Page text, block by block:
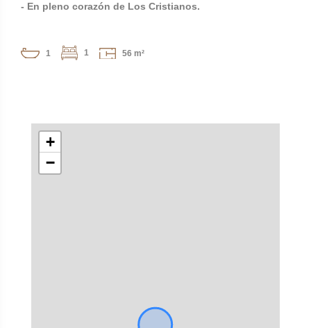
- En pleno corazón de Los Cristianos.
1 1 56 m²
+
−